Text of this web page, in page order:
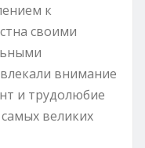
к
своими
внимание
и трудолюбие
великих